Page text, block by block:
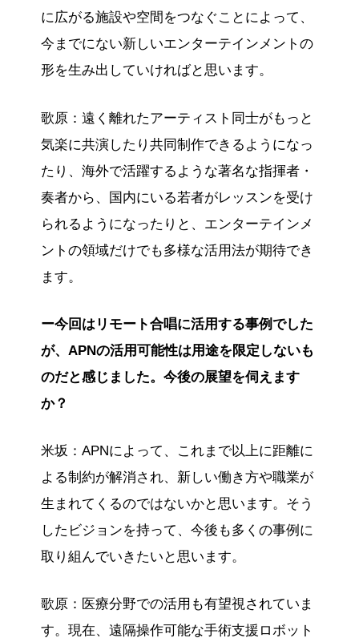
に広がる施設や空間をつなぐことによって、
今までにない新しいエンターテインメントの
形を生み出していければと思います。
歌原：遠く離れたアーティスト同士がもっと
気楽に共演したり共同制作できるようになっ
たり、海外で活躍するような著名な指揮者・
奏者から、国内にいる若者がレッスンを受け
られるようになったりと、エンターテインメ
ントの領域だけでも多様な活用法が期待でき
ます。
ー今回はリモート合唱に活用する事例でした
が、APNの活用可能性は用途を限定しないも
のだと感じました。今後の展望を伺えます
か？
米坂：APNによって、これまで以上に距離に
よる制約が解消され、新しい働き方や職業が
生まれてくるのではないかと思います。そう
したビジョンを持って、今後も多くの事例に
取り組んでいきたいと思います。
歌原：医療分野での活用も有望視されていま
す。現在、遠隔操作可能な手術支援ロボット